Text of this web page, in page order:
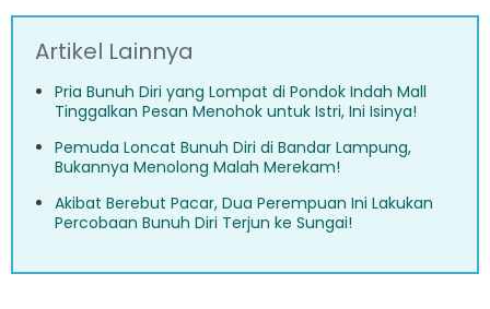
Artikel Lainnya
Pria Bunuh Diri yang Lompat di Pondok Indah Mall
Tinggalkan Pesan Menohok untuk Istri, Ini Isinya!
Pemuda Loncat Bunuh Diri di Bandar Lampung,
Bukannya Menolong Malah Merekam!
Akibat Berebut Pacar, Dua Perempuan Ini Lakukan
Percobaan Bunuh Diri Terjun ke Sungai!